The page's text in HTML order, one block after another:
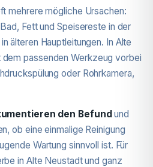
mehrere mögliche Ursachen:
Fett und Speisereste in der
älteren Hauptleitungen. In Alte
passenden Werkzeug vorbei
oder Rohrkamera,
den Befundund
ob eine einmalige Reinigung
Wartung sinnvoll ist. Für
in Alte Neustadt und ganz